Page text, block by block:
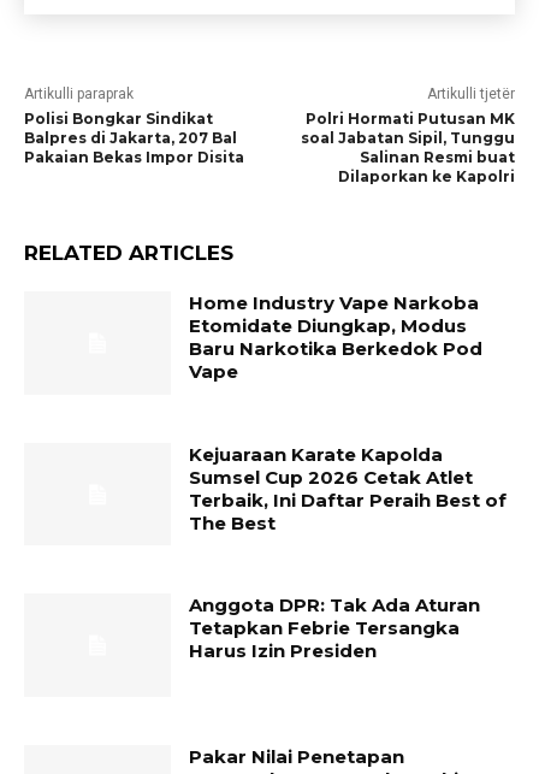
Artikulli paraprak
Polisi Bongkar Sindikat
Balpres di Jakarta, 207 Bal
Pakaian Bekas Impor Disita
Artikulli tjetër
Polri Hormati Putusan MK
soal Jabatan Sipil, Tunggu
Salinan Resmi buat
Dilaporkan ke Kapolri
RELATED ARTICLES
Home Industry Vape Narkoba
Etomidate Diungkap, Modus
Baru Narkotika Berkedok Pod
Vape
Kejuaraan Karate Kapolda
Sumsel Cup 2026 Cetak Atlet
Terbaik, Ini Daftar Peraih Best of
The Best
Anggota DPR: Tak Ada Aturan
Tetapkan Febrie Tersangka
Harus Izin Presiden
Pakar Nilai Penetapan